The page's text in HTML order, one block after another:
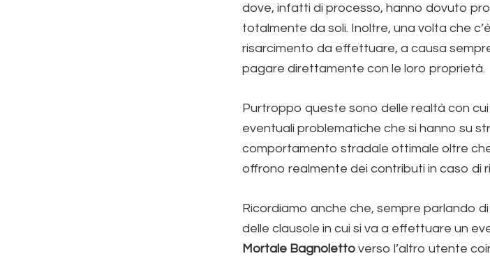
dove, infatti di processo, hanno dovuto
totalmente da soli. Inoltre, una volta che
risarcimento da effettuare, a causa
pagare direttamente con le loro proprietà.
Purtroppo queste sono delle realtà con
eventuali problematiche che si hanno su
comportamento stradale ottimale oltre
offrono realmente dei contributi in caso di
Ricordiamo anche che, sempre parlando
delle clausole in cui si va a effettuare un
Mortale Bagnoletto verso l’altro utente